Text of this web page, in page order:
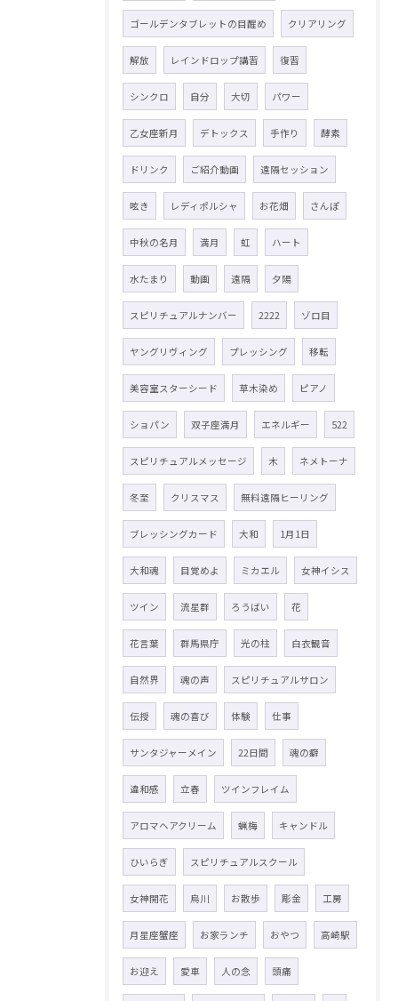
ゴールデンタブレットの目醒め クリアリング
解放 レインドロップ講習 復習
シンクロ 自分 大切 パワー
乙女座新月 デトックス 手作り 酵素
ドリンク ご紹介動画 遠隔セッション
呟き レディポルシャ お花畑 さんぽ
中秋の名月 満月 虹 ハート
水たまり 動画 遠隔 夕陽
スピリチュアルナンバー 2222 ゾロ目
ヤングリヴィング プレッシング 移転
美容室スターシード 草木染め ピアノ
ショパン 双子座満月 エネルギー 522
スピリチュアルメッセージ 木 ネメトーナ
冬至 クリスマス 無料遠隔ヒーリング
ブレッシングカード 大和 1月1日
大和魂 目覚めよ ミカエル 女神イシス
ツイン 流星群 ろうばい 花
花言葉 群馬県庁 光の柱 白衣観音
自然界 魂の声 スピリチュアルサロン
伝授 魂の喜び 体験 仕事
サンタジャーメイン 22日間 魂の癖
違和感 立春 ツインフレイム
アロマヘアクリーム 蝋梅 キャンドル
ひいらぎ スピリチュアルスクール
女神開花 烏川 お散歩 彫金 工房
月星座蟹座 お家ランチ おやつ 高崎駅
お迎え 愛車 人の念 頭痛